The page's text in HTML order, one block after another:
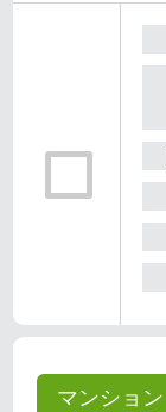
マンション